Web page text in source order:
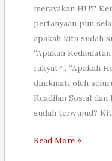
merayakan HUT
pertanyaan pun
apakah kita sudah
“Apakah
rakyat?”, “Apakah
dinikmati oleh
Keadilan Sosial dan
sudah terwujud?
Renungan
Read More »